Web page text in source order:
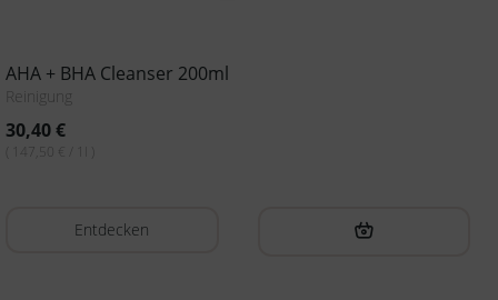
AHA + BHA Cleanser 200ml
Reinigung
30,40€
( 147,50 € / 1l )
Entdecken